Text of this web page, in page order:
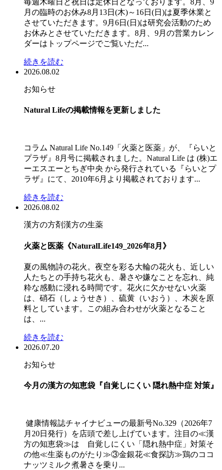
月の臨時のお休み8月13日(木)～16日(日)は夏季休業と
させていただきます。9月6日(日)は研究会活動のため
お休みとさせていただきます。8月、9月の営業カレン
ダーはトップページでご覧いただ...
続きを読む
2026.08.02
お知らせ
Natural Lifeの掲載情報を更新しました
コラム Natural Life No.149「火薬と医薬」が、『らいと
プラザ』8月号に掲載されました。Natural Life は (株)エ
ーエスエーとちぎ中央 から発行されている『らいとプ
ラザ』にて、2010年6月より掲載されております...
続きを読む
2026.08.02
漢方の方剤漢方の生薬
火薬と医薬《NaturalLife149_2026年8月》
夏の風物詩の花火。夜空を彩る大輪の花火も、近しい
人たちとの手持ち花火も、暑さや嫌なことを忘れ、純
粋な感動に浸れる時間です。花火に欠かせない火薬
は、硝石（しょうせき）、硫黄（いおう）、木炭を原
料としています。この組み合わせが火薬となること
は、...
続きを読む
2026.07.20
お知らせ
今月の漢方の知恵袋『自覚しにくい 隠れ熱中症 対策』
健康情報誌チャイナビューの最新号No.329（2026年7
月20日発行）を店頭で差し上げています。注目の≪漢
方の知恵袋≫は 自覚しにくい「隠れ熱中症」対策そ
の他≪生薬ものがたり≫③金銀花≪食探訪≫鶏のココ
ナッツミルク煮暑さを乗り...